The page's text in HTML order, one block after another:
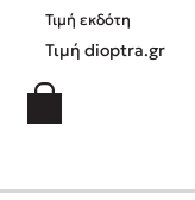
Τιμή εκδότη
Τιμή dioptra.gr